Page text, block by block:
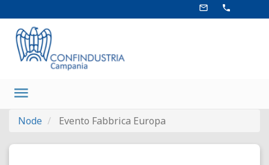
al
contenuto
principale
mail_outline phone
Main
navigation
Node Evento Fabbrica Europa